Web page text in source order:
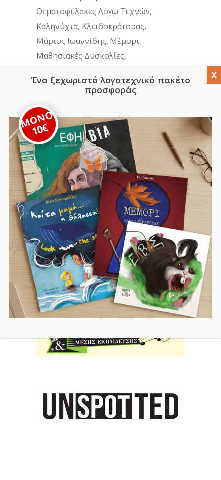
Θεματοφύλακες Λόγω Τεχνών
Καληνύχτα Κλειδοκράτορας
Μάριος Ιωαννίδης Μέμορι
Μαθησιακές Δυσκολίες
Μαρίνα Μποζάνη Παιδιά Παπούτσια
Τα Βασίλεια Των Αγγλοχρόνων Και Ο
Μπι
Εκπαιδευση Παιδικά Βιβλία
Τέχνη
Φεμινισμός
Αναζήτηση
Search
for:
Ένα ξεχωριστό λογοτεχνικό πακέτο
προσφοράς
ΜΟΝΟ
10€